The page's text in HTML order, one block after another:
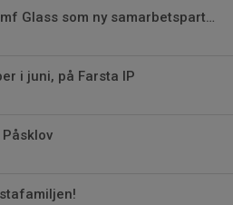
Vi välkomnar Triumf Glass som ny samarbetspartner
i juni, på Farsta IP